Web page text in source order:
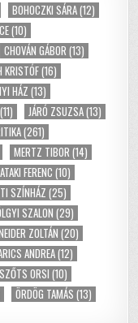
BOHOCZKI SÁRA(12)
(10)
CHOVÁN GÁBOR (13)
KRISTÓF(16)
HÁZ(13)
(11) JÁRÓ ZSUZSA(13)
(261)
MERTZ TIBOR (14)
FERENC(10)
SZÍNHÁZ(25)
SZALON(29)
ZOLTÁN (20)
ANDREA(12)
SZŐTS ORSI (10)
ÖRDÖG TAMÁS (13)